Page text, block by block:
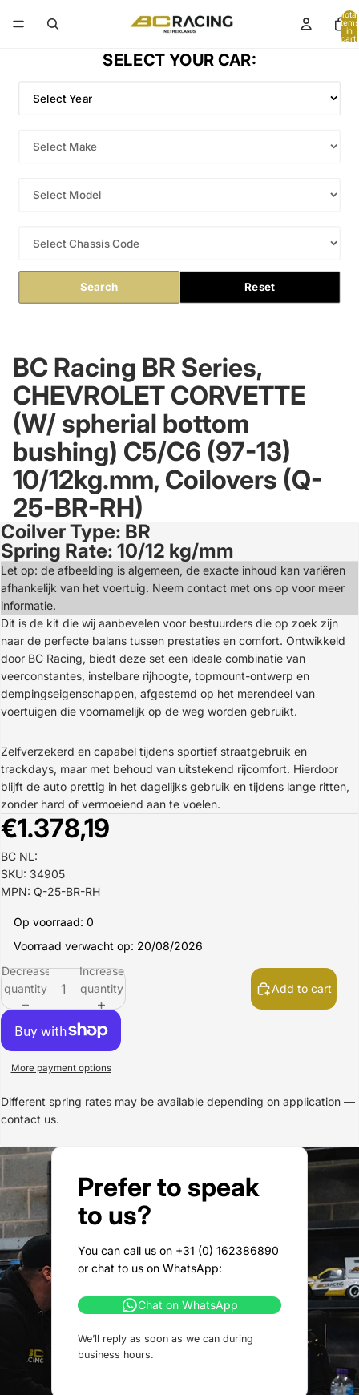
Total
items
in
cart:
SELECT YOUR CAR:
Search Reset
BC Racing BR Series,
CHEVROLET CORVETTE
(W/ spherial bottom
bushing) C5/C6 (97-13)
10/12kg.mm, Coilovers (Q-
25-BR-RH)
Open
image
in
full
screen
Coilver Type: BR
Spring Rate: 10/12 kg/mm
Let op: de afbeelding is algemeen, de exacte inhoud kan variëren
afhankelijk van het voertuig. Neem contact met ons op voor meer
informatie.
Dit is de kit die wij aanbevelen voor bestuurders die op zoek zijn
naar de perfecte balans tussen prestaties en comfort. Ontwikkeld
door BC Racing, biedt deze set een ideale combinatie van
veerconstantes, instelbare rijhoogte, topmount-ontwerp en
dempingseigenschappen, afgestemd op het merendeel van
voertuigen die voornamelijk op de weg worden gebruikt.
Zelfverzekerd en capabel tijdens sportief straatgebruik en
trackdays, maar met behoud van uitstekend rijcomfort. Hierdoor
blijft de auto prettig in het dagelijks gebruik en tijdens lange ritten,
zonder hard of vermoeiend aan te voelen.
€1.378,19
BC NL:
SKU: 34905
MPN: Q-25-BR-RH
Op voorraad: 0
Voorraad verwacht op: 20/08/2026
Decrease
quantity
Increase
quantity
Add to cart
More payment options
Different spring rates may be available depending on application —
contact us.
Prefer to speak
to us?
You can call us on +31 (0) 162386890
or chat to us on WhatsApp:
Chat on WhatsApp
We’ll reply as soon as we can during
business hours.